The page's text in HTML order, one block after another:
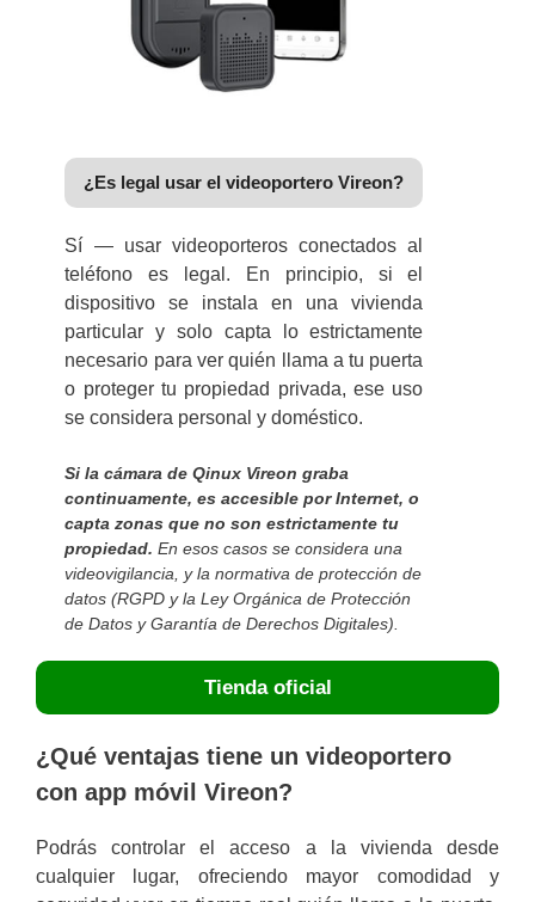
¿Es legal usar el videoportero Vireon?
Sí — usar videoporteros conectados al
teléfono es legal. En principio, si el
dispositivo se instala en una vivienda
particular y solo capta lo estrictamente
necesario para ver quién llama a tu puerta
o proteger tu propiedad privada, ese uso
se considera personal y doméstico.
Si la cámara de Qinux Vireon graba
continuamente, es accesible por Internet, o
capta zonas que no son estrictamente tu
propiedad.En esos casos se considera una
videovigilancia, y la normativa de protección de
datos (RGPD y la Ley Orgánica de Protección
de Datos y Garantía de Derechos Digitales).
Tienda oficial
¿Qué ventajas tiene un videoportero
con app móvil Vireon?
Podrás controlar el acceso a la vivienda desde
cualquier lugar, ofreciendo mayor comodidad y